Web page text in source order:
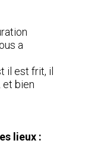
a
il est frit, il
et bien
lieux :